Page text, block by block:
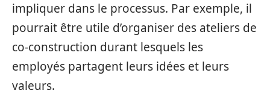
impliquer dans le processus. Par exemple, il
pourrait être utile d’organiser des ateliers de
co-construction durant lesquels les
employés partagent leurs idées et leurs
valeurs.